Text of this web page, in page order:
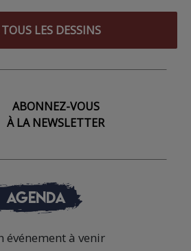
LES DESSINS
ABONNEZ-VOUS
À LA NEWSLETTER
AGENDA
événement à venir